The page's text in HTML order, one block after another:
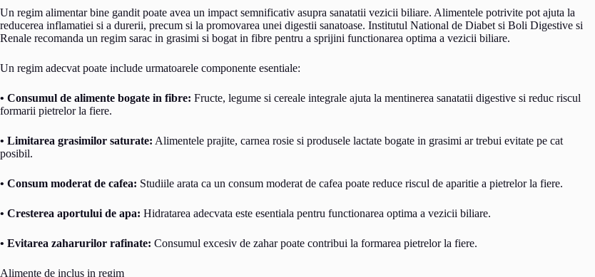
Un regim alimentar bine gandit poate avea un impact semnificativ asupra sanatatii vezicii biliare. Alimentele potrivite pot ajuta la
reducerea inflamatiei si a durerii, precum si la promovarea unei digestii sanatoase. Institutul National de Diabet si Boli Digestive si
Renale recomanda un regim sarac in grasimi si bogat in fibre pentru a sprijini functionarea optima a vezicii biliare.
Un regim adecvat poate include urmatoarele componente esentiale:
• Consumul de alimente bogate in fibre: Fructe, legume si cereale integrale ajuta la mentinerea sanatatii digestive si reduc riscul
formarii pietrelor la fiere.
• Limitarea grasimilor saturate: Alimentele prajite, carnea rosie si produsele lactate bogate in grasimi ar trebui evitate pe cat
posibil.
• Consum moderat de cafea: Studiile arata ca un consum moderat de cafea poate reduce riscul de aparitie a pietrelor la fiere.
• Cresterea aportului de apa: Hidratarea adecvata este esentiala pentru functionarea optima a vezicii biliare.
• Evitarea zaharurilor rafinate: Consumul excesiv de zahar poate contribui la formarea pietrelor la fiere.
Alimente de inclus in regim